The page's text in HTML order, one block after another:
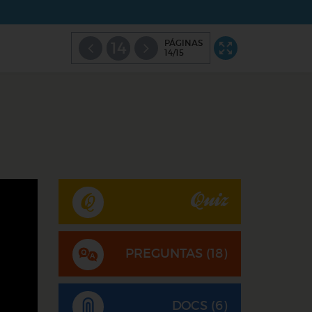
PÁGINAS
14/15
Quiz
PREGUNTAS (18)
DOCS (6)